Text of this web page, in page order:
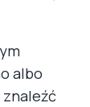
albo